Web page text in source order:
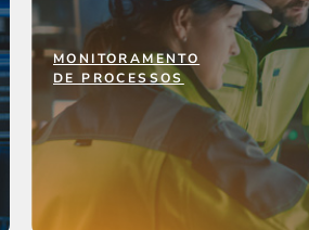
MONITORAMENTO
DE PROCESSOS
MONITORAMENTO
DE PROCESSOS